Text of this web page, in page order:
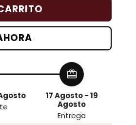
redeem
17 Agosto - 19
Agosto
Entrega